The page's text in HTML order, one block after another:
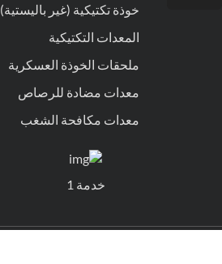
خوذة تكتيكية (غير باليستية)
المعدات التكتيكية
ملحقات الخوذة العسكرية
معدات مضادة للرصاص
معدات مكافحة الشغب
خدمة 1